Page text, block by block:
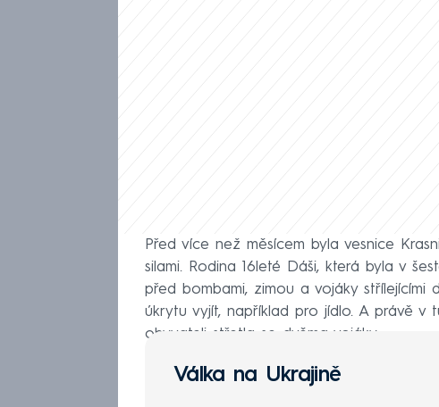
Před více než měsícem byla vesnice
silami. Rodina 16leté Dáši, která byla v
před bombami, zimou a vojáky střílejícími
úkrytu vyjít, například pro jídlo. A právě v
obyvateli střetla se dvěma vojáky.
Válka na Ukrajině